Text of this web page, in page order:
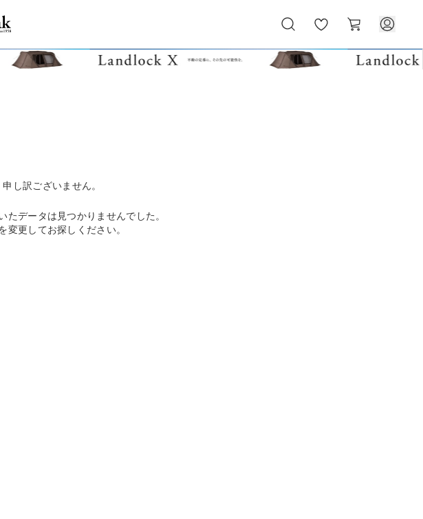
気
に
ー
ト
申し訳ございません。
たデータは見つかりませんでした。
変更してお探しください。